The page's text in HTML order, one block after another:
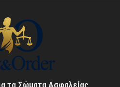
τα Σώματα Ασφαλείας,